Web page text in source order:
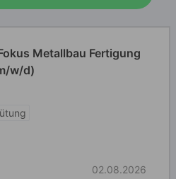
Metallbau Fertigung
w/d)
02.08.2026